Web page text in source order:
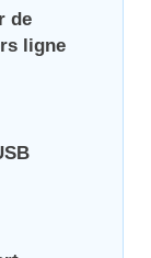
de
ligne